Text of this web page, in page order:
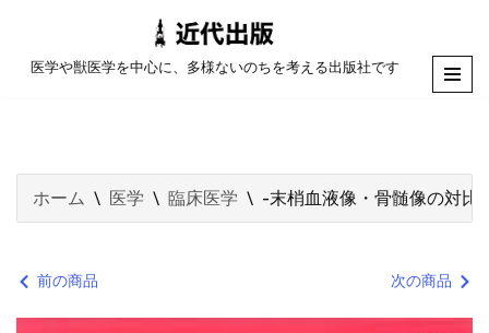
コ
ツ
へ
医学や獣医学を中心に、多様ないのちを考える出版社です
ホーム \ 医学 \ 臨床医学 \ -末梢血液像・骨髄像の対
前の商品 次の商品